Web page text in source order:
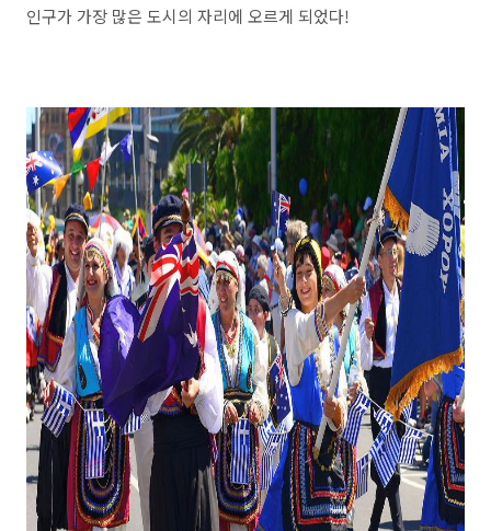
인구가 가장 많은 도시의 자리에 오르게 되었다!